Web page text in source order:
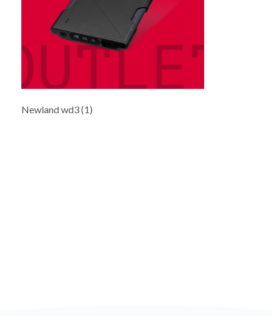
Newland wd3 (1)